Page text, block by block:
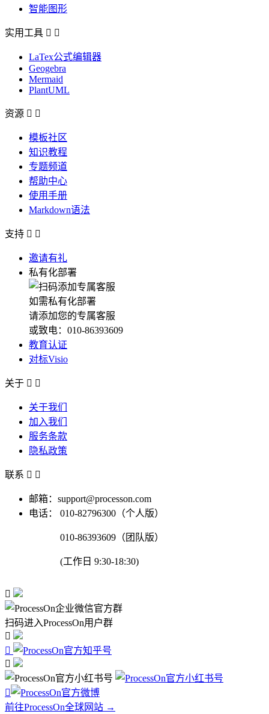
智能图形
实用工具  
LaTex公式编辑器
Geogebra
Mermaid
PlantUML
资源  
模板社区
知识教程
专题频道
帮助中心
使用手册
Markdown语法
支持  
邀请有礼
私有化部署
如需私有化部署
请添加您的专属客服
或致电：010-86393609
教育认证
对标Visio
关于  
关于我们
加入我们
服务条款
隐私政策
联系  
邮箱：support@processon.com
电话：
010-82796300（个人版）
010-86393609（团队版）
(工作日 9:30-18:30)

扫码进入ProcessOn用户群




前往ProcessOn全球网站 →